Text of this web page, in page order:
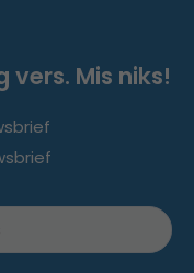
vers. Mis niks!